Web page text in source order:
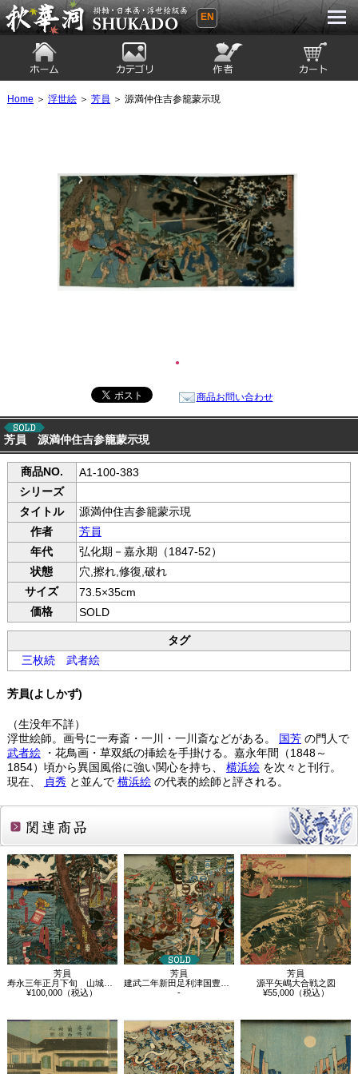
秋華洞 SHUKADO 掛軸・日本画・浮世
EN
Home ＞ 浮世絵＞ 芳員 ＞ 源満仲住吉参籠蒙示現
●
商品お問い合わせ
芳員 源満仲住吉参籠蒙示現
商品NO.
A1-100-383
シリーズ
タイトル
源満仲住吉参籠蒙示現
作者
芳員
年代
弘化期－嘉永期（1847-52）
状態
穴,擦れ,修復,破れ
サイズ
73.5×35cm
価格
SOLD
タグ
三枚続武者絵
芳員(よしかず)
（生没年不詳）
浮世絵師。画号に一寿斎・一川・一川斎などがある。 国芳の門人で
武者絵・花鳥画・草双紙の挿絵を手掛ける。嘉永年間（1848～
1854）頃から異国風俗に強い関心を持ち、 横浜絵を次々と刊行。
現在、
貞秀 と並んで 横浜絵の代表的絵師と評される。
関連商品
芳員
寿永三年正月下旬 山城国宇治川合戦図
¥100,000（税込）
芳員
建武二年新田足利津国豊嶋合戦
-
芳員
源平矢嶋大合戦之図
¥55,000（税込）